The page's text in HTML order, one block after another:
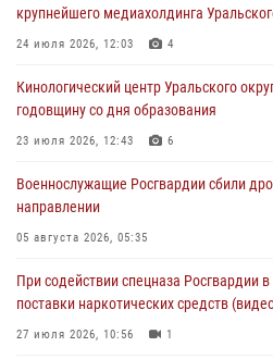
Росгвардейцы в Тюменской области
службой и напоминают о мерах
Росгвардейцы приняли участие в
Тюменской области» в рамках акции
Росгвардейцы в Тюменской области
армии Ивана Кирилловича Яковлева
крупнейшего медиахолдинга
24 июля 2026, 12:03 4
Кинологический центр Уральского
годовщину со дня образования
23 июля 2026, 12:43 6
Военнослужащие Росгвардии сбили
направлении
05 августа 2026, 05:35
При содействии спецназа Росгвардии
поставки наркотических средств
27 июля 2026, 10:56 1